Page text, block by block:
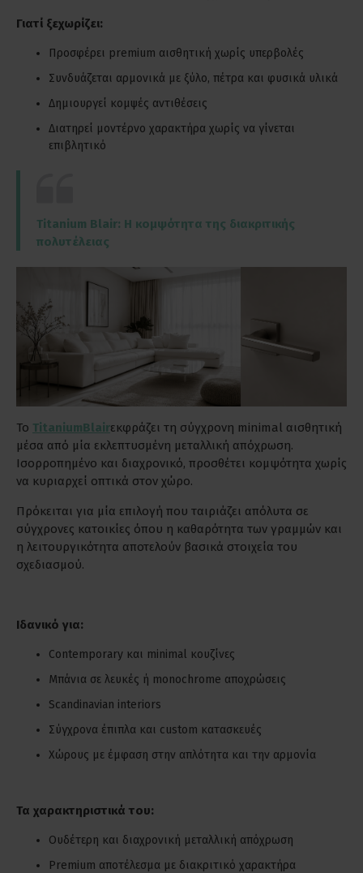
Γιατί ξεχωρίζει:
Προσφέρει premium αισθητική χωρίς υπερβολές
Συνδυάζεται αρμονικά με ξύλο, πέτρα και φυσικά υλικά
Δημιουργεί κομψές αντιθέσεις
Διατηρεί μοντέρνο χαρακτήρα χωρίς να γίνεται
επιβλητικό
Titanium Blair: Η κομψότητα της διακριτικής
πολυτέλειας
Το TitaniumBlairεκφράζει τη σύγχρονη minimal αισθητική
μέσα από μία εκλεπτυσμένη μεταλλική απόχρωση.
Ισορροπημένο και διαχρονικό, προσθέτει κομψότητα χωρίς
να κυριαρχεί οπτικά στον χώρο.
Πρόκειται για μία επιλογή που ταιριάζει απόλυτα σε
σύγχρονες κατοικίες όπου η καθαρότητα των γραμμών και
η λειτουργικότητα αποτελούν βασικά στοιχεία του
σχεδιασμού.
Ιδανικό για:
Contemporary και minimal κουζίνες
Μπάνια σε λευκές ή monochrome αποχρώσεις
Scandinavian interiors
Σύγχρονα έπιπλα και custom κατασκευές
Χώρους με έμφαση στην απλότητα και την αρμονία
Τα χαρακτηριστικά του:
Ουδέτερη και διαχρονική μεταλλική απόχρωση
Premium αποτέλεσμα με διακριτικό χαρακτήρα